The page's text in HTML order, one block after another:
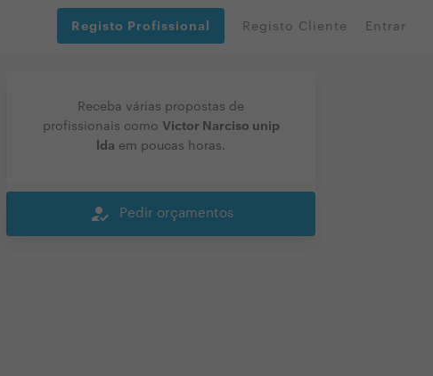
Registo Profissional Registo Cliente Entrar
Receba várias propostas de
profissionais como Victor Narciso unip
lda em poucas horas.
how_to_reg Pedir orçamentos